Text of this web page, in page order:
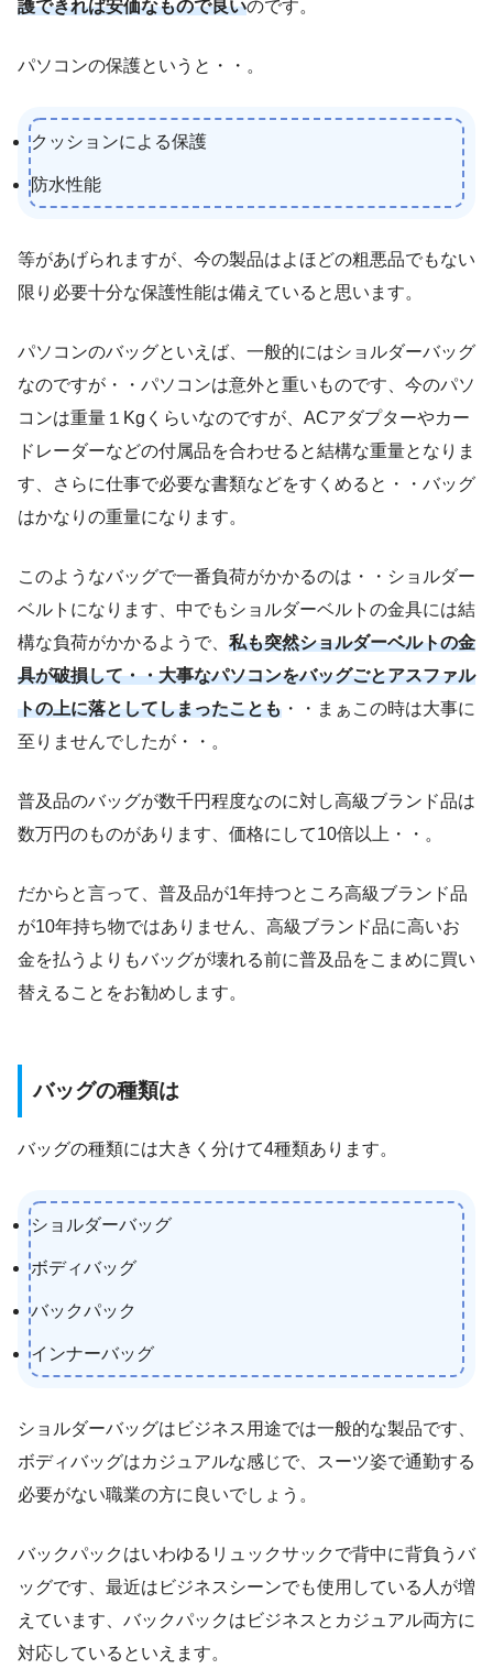
護できれば安価なもので良いのです。
パソコンの保護というと・・。
クッションによる保護
防水性能
等があげられますが、今の製品はよほどの粗悪品でもない
限り必要十分な保護性能は備えていると思います。
パソコンのバッグといえば、一般的にはショルダーバッグ
なのですが・・パソコンは意外と重いものです、今のパソ
コンは重量１Kgくらいなのですが、ACアダプターやカー
ドレーダーなどの付属品を合わせると結構な重量となりま
す、さらに仕事で必要な書類などをすくめると・・バッグ
はかなりの重量になります。
このようなバッグで一番負荷がかかるのは・・ショルダー
ベルトになります、中でもショルダーベルトの金具には結
構な負荷がかかるようで、 私も突然ショルダーベルトの金
具が破損して・・大事なパソコンをバッグごとアスファル
トの上に落としてしまったことも ・・まぁこの時は大事に
至りませんでしたが・・。
普及品のバッグが数千円程度なのに対し高級ブランド品は
数万円のものがあります、価格にして10倍以上・・。
だからと言って、普及品が1年持つところ高級ブランド品
が10年持ち物ではありません、高級ブランド品に高いお
金を払うよりもバッグが壊れる前に普及品をこまめに買い
替えることをお勧めします。
バッグの種類は
バッグの種類には大きく分けて4種類あります。
ショルダーバッグ
ボディバッグ
バックパック
インナーバッグ
ショルダーバッグはビジネス用途では一般的な製品です、
ボディバッグはカジュアルな感じで、スーツ姿で通勤する
必要がない職業の方に良いでしょう。
バックパックはいわゆるリュックサックで背中に背負うバ
ッグです、最近はビジネスシーンでも使用している人が増
えています、バックパックはビジネスとカジュアル両方に
対応しているといえます。